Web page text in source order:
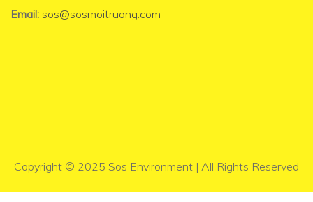
Email: sos@sosmoitruong.com
Copyright © 2025 Sos Environment | All Rights Reserved